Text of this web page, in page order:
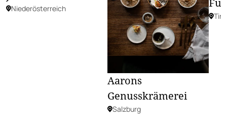
Niederösterreich
Aarons
Genusskrämerei
Salzburg
Tirol